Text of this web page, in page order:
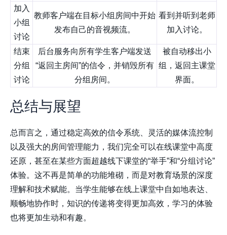
加入
小组
讨论
教师客户端在目标小组房间中开始
发布自己的音视频流。
看到并听到老师
加入讨论。
结束
分组
讨论
后台服务向所有学生客户端发送
“返回主房间”的信令，并销毁所有
分组房间。
被自动移出小
组，返回主课堂
界面。
总结与展望
总而言之，通过稳定高效的信令系统、灵活的媒体流控制
以及强大的房间管理能力，我们完全可以在线课堂中高度
还原，甚至在某些方面超越线下课堂的“举手”和“分组讨论”
体验。这不再是简单的功能堆砌，而是对教育场景的深度
理解和技术赋能。当学生能够在线上课堂中自如地表达、
顺畅地协作时，知识的传递将变得更加高效，学习的体验
也将更加生动和有趣。